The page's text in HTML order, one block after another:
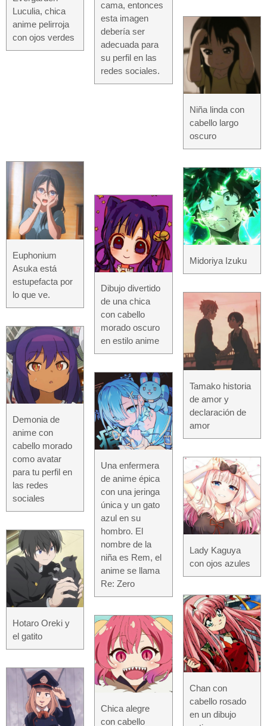
Luculia, chica
anime pelirroja
con ojos verdes
Euphonium
Asuka está
estupefacta por
lo que ve.
Demonia de
anime con
cabello morado
como avatar
para tu perfil en
las redes
sociales
Hotaro Oreki y
el gatito
cama, entonces
esta imagen
debería ser
adecuada para
su perfil en las
redes sociales.
Dibujo divertido
de una chica
con cabello
morado oscuro
en estilo anime
Una enfermera
de anime épica
con una jeringa
única y un gato
azul en su
hombro. El
nombre de la
niña es Rem, el
anime se llama
Re: Zero
Chica alegre
con cabello
Niña linda con
cabello largo
oscuro
Midoriya Izuku
Tamako historia
de amor y
declaración de
amor
Lady Kaguya
con ojos azules
Chan con
cabello rosado
en un dibujo